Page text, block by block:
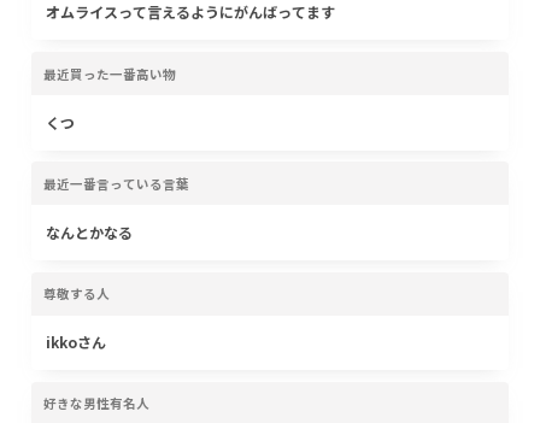
オムライスって言えるようにがんばってます
最近買った一番高い物
くつ
最近一番言っている言葉
なんとかなる
尊敬する人
ikkoさん
好きな男性有名人